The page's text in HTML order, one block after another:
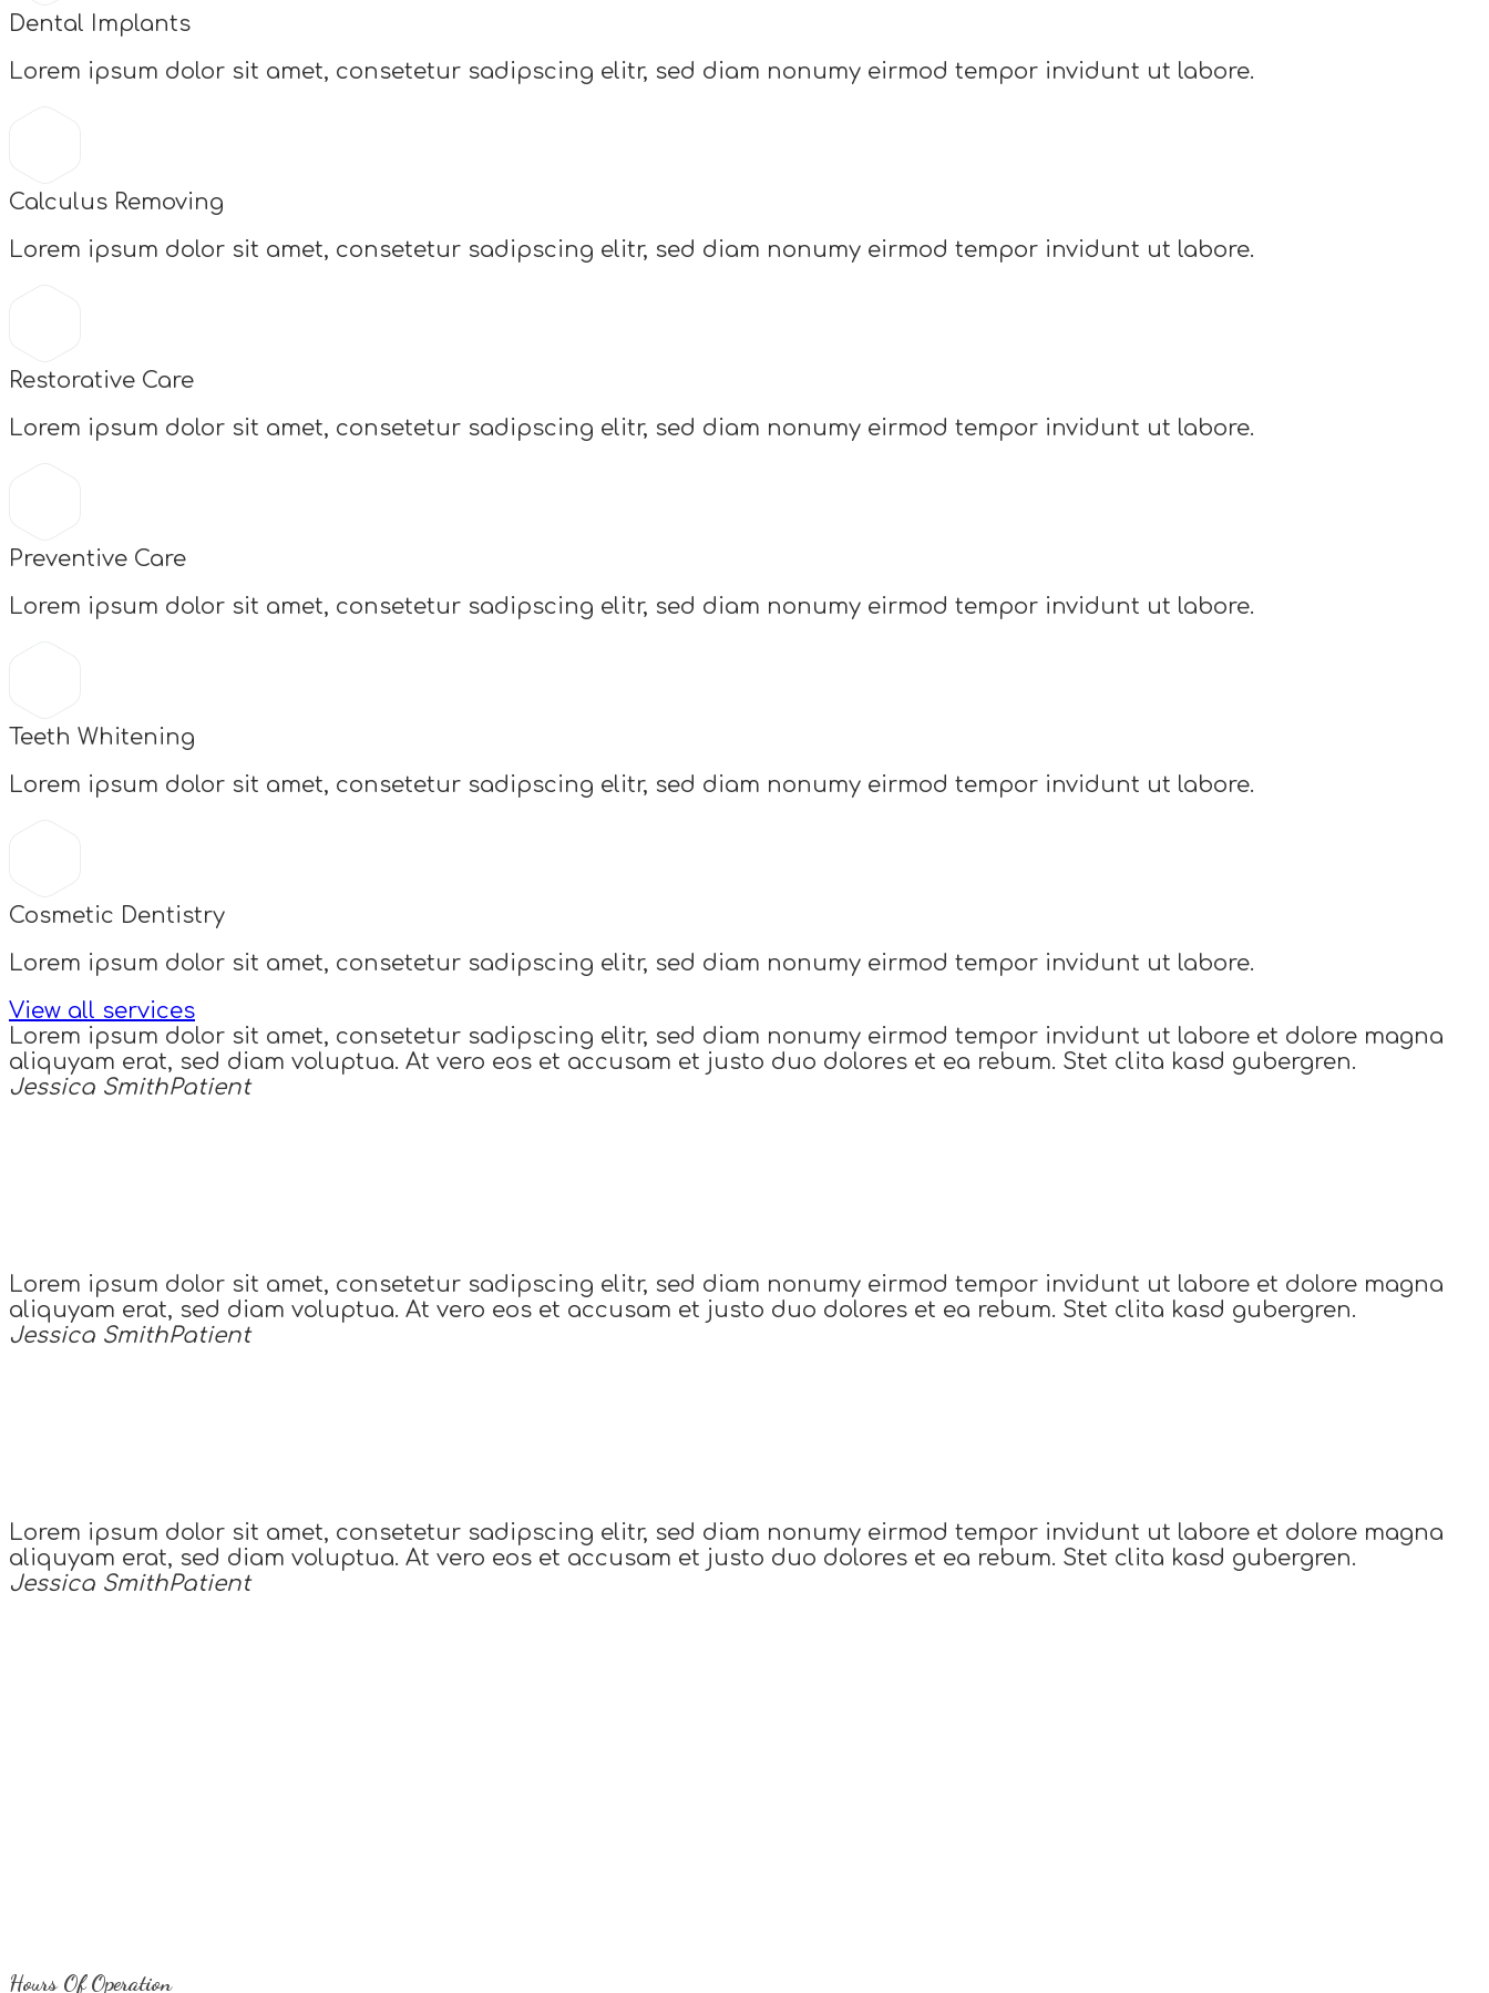
Dental Implants
Lorem ipsum dolor sit amet, consetetur sadipscing elitr, sed diam nonumy eirmod tempor invidunt ut labore.
Calculus Removing
Lorem ipsum dolor sit amet, consetetur sadipscing elitr, sed diam nonumy eirmod tempor invidunt ut labore.
Restorative Care
Lorem ipsum dolor sit amet, consetetur sadipscing elitr, sed diam nonumy eirmod tempor invidunt ut labore.
Preventive Care
Lorem ipsum dolor sit amet, consetetur sadipscing elitr, sed diam nonumy eirmod tempor invidunt ut labore.
Teeth Whitening
Lorem ipsum dolor sit amet, consetetur sadipscing elitr, sed diam nonumy eirmod tempor invidunt ut labore.
Cosmetic Dentistry
Lorem ipsum dolor sit amet, consetetur sadipscing elitr, sed diam nonumy eirmod tempor invidunt ut labore.
View all services
Lorem ipsum dolor sit amet, consetetur sadipscing elitr, sed diam nonumy eirmod tempor invidunt ut labore et dolore magna
aliquyam erat, sed diam voluptua. At vero eos et accusam et justo duo dolores et ea rebum. Stet clita kasd gubergren.
Jessica SmithPatient
Lorem ipsum dolor sit amet, consetetur sadipscing elitr, sed diam nonumy eirmod tempor invidunt ut labore et dolore magna
aliquyam erat, sed diam voluptua. At vero eos et accusam et justo duo dolores et ea rebum. Stet clita kasd gubergren.
Jessica SmithPatient
Lorem ipsum dolor sit amet, consetetur sadipscing elitr, sed diam nonumy eirmod tempor invidunt ut labore et dolore magna
aliquyam erat, sed diam voluptua. At vero eos et accusam et justo duo dolores et ea rebum. Stet clita kasd gubergren.
Jessica SmithPatient
Hours Of Operation